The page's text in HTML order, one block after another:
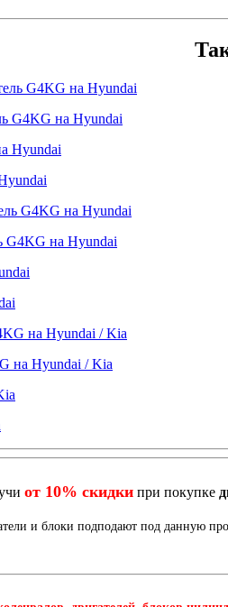
G4KG на Hyundai
G4KG на Hyundai
на Hyundai / Kia
от 10% скидки при покупке
и блоки подподают под данную